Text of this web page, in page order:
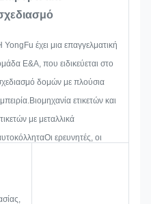
YongFu έχει μια επαγγελματική
Ε&Α, που ειδικεύεται στο
δομών με πλούσια
ετικετών και
με μεταλλικά
ερευνητές, οι